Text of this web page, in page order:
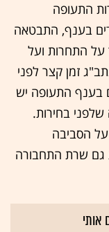
התעופה
בענף, התבטאה
התחרות ועל
זמן קצר לפני
בענף התעופה יש
בחירות.
הסביבה
גם שרת התחבורה
אותי